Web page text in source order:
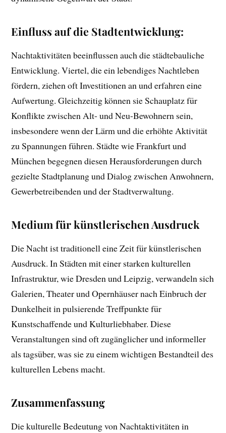
Einfluss auf die Stadtentwicklung:
Nachtaktivitäten beeinflussen auch die städtebauliche
Entwicklung. Viertel, die ein lebendiges Nachtleben
fördern, ziehen oft Investitionen an und erfahren eine
Aufwertung. Gleichzeitig können sie Schauplatz für
Konflikte zwischen Alt- und Neu-Bewohnern sein,
insbesondere wenn der Lärm und die erhöhte Aktivität
zu Spannungen führen. Städte wie Frankfurt und
München begegnen diesen Herausforderungen durch
gezielte Stadtplanung und Dialog zwischen Anwohnern,
Gewerbetreibenden und der Stadtverwaltung.
Medium für künstlerischen Ausdruck
Die Nacht ist traditionell eine Zeit für künstlerischen
Ausdruck. In Städten mit einer starken kulturellen
Infrastruktur, wie Dresden und Leipzig, verwandeln sich
Galerien, Theater und Opernhäuser nach Einbruch der
Dunkelheit in pulsierende Treffpunkte für
Kunstschaffende und Kulturliebhaber. Diese
Veranstaltungen sind oft zugänglicher und informeller
als tagsüber, was sie zu einem wichtigen Bestandteil des
kulturellen Lebens macht.
Zusammenfassung
Die kulturelle Bedeutung von Nachtaktivitäten in